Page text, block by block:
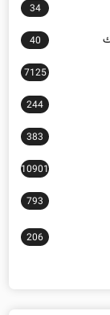
40
7125
244
383
10901
793
206